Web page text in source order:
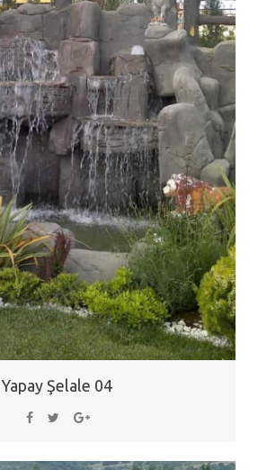
Yapay Şelale 04